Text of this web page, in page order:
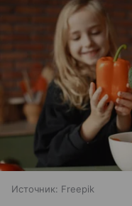
Источник: Freepik